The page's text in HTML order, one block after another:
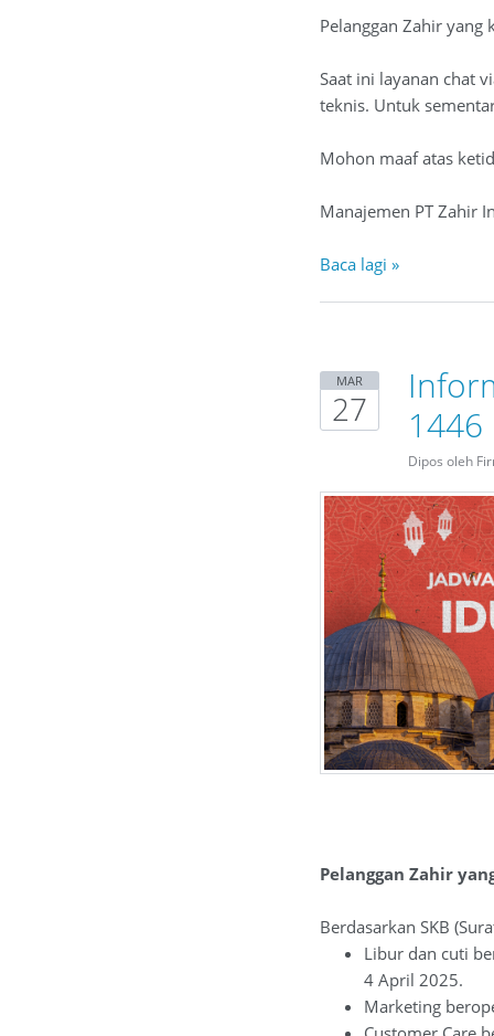
Pelanggan Zahir yang
Saat ini layanan chat
teknis. Untuk
Mohon maaf atas
Manajemen PT Zahir
Baca lagi »
MAR
27
Dipos oleh
Pelanggan Zahir
Berdasarkan SKB
Libur dan cuti
4 April 2025.
Marketing